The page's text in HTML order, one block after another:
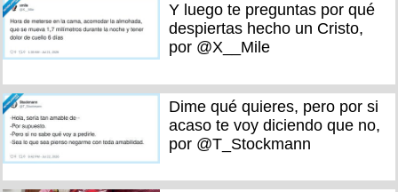
Y luego te preguntas por qué
despiertas hecho un Cristo,
por @X__Mile
Dime qué quieres, pero por si
acaso te voy diciendo que no,
por @T_Stockmann